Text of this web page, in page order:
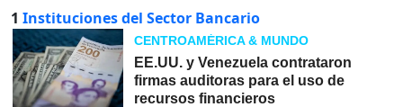
1 Instituciones del Sector Bancario
CENTROAMÉRICA & MUNDO
EE.UU. y Venezuela contrataron
firmas auditoras para el uso de
recursos financieros